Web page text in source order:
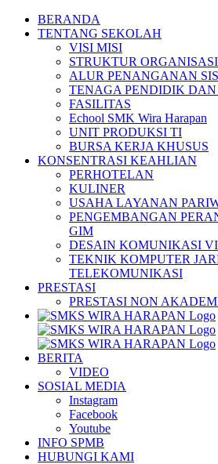
Skip
BERANDA
TENTANG SEKOLAH
VISI MISI
STRUKTUR ORGANISASI
ALUR PENANGANAN
TENAGA PENDIDIK
FASILITAS
Echool SMK Wira Harapan
UNIT PRODUKSI TI
BURSA KERJA KHUSUS
KONSENTRASI KEAHLIAN
PERHOTELAN
KULINER
USAHA LAYANAN
PENGEMBANGAN
GIM
DESAIN KOMUNIKASI
TEKNIK KOMPUTER
TELEKOMUNIKASI
PRESTASI
PRESTASI NON
BERITA
VIDEO
SOSIAL MEDIA
Instagram
Facebook
Youtube
INFO SPMB
HUBUNGI KAMI